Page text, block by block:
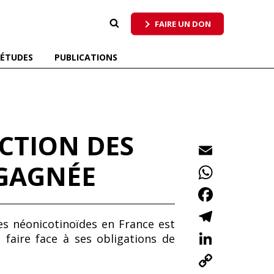
FAIRE UN DON
ÉTUDES PUBLICATIONS
DES
néonicotinoïdes en France est
faire face à ses obligations de